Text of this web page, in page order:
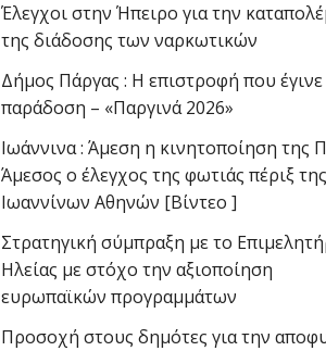
Έλεγχοι στην Ήπειρο για την
της διάδοσης των ναρκωτικών
Δήμος Πάργας : Η επιστροφή που έγινε
παράδοση – «Παργινά 2026»
Ιωάννινα : Άμεση η κινητοποίηση της
Άμεσος ο έλεγχος της φωτιάς πέριξ
Ιωαννίνων Αθηνών [Βίντεο ]
Στρατηγική σύμπραξη με το
Ηλείας με στόχο την αξιοποίηση
ευρωπαϊκών προγραμμάτων
Προσοχή στους δημότες για την